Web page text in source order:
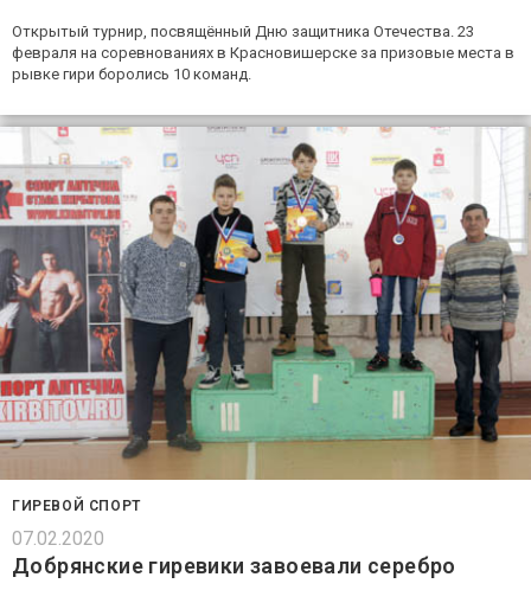
Открытый турнир, посвящённый Дню защитника Отечества. 23
февраля на соревнованиях в Красновишерске за призовые места в
рывке гири боролись 10 команд.
ГИРЕВОЙ СПОРТ
07.02.2020
Добрянские гиревики завоевали серебро